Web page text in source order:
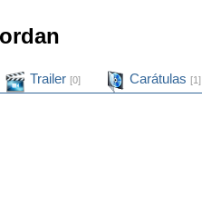
Trailer [0] Carátulas [1]